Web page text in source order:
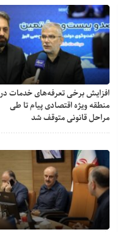
افزایش برخی تعرفه‌های خدمات در
منطقه ویژه اقتصادی پیام تا طی
مراحل قانونی متوقف شد